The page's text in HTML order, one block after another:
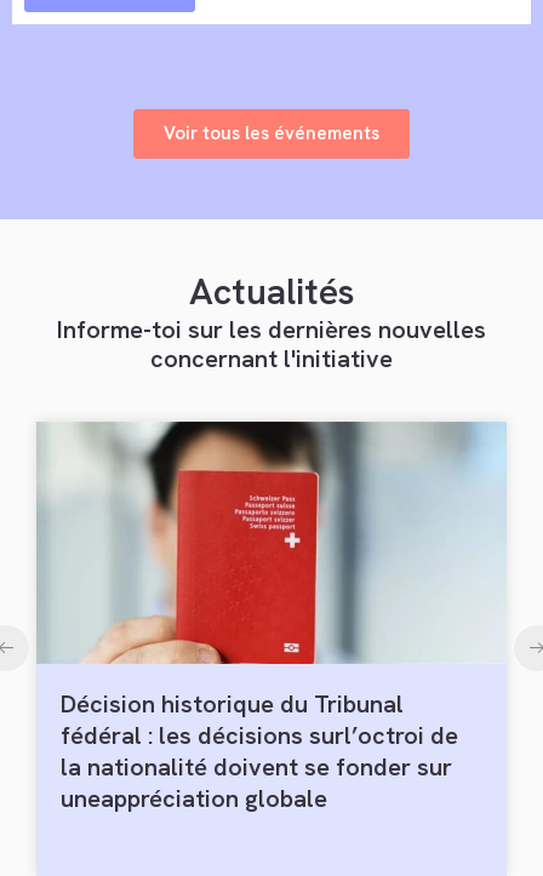
Voir tous les événements
Actualités
Informe-toi sur les dernières nouvelles
concernant l'initiative
L’orgueil thurgovien, ou : de
l’arbitraire au nom du fédéralisme